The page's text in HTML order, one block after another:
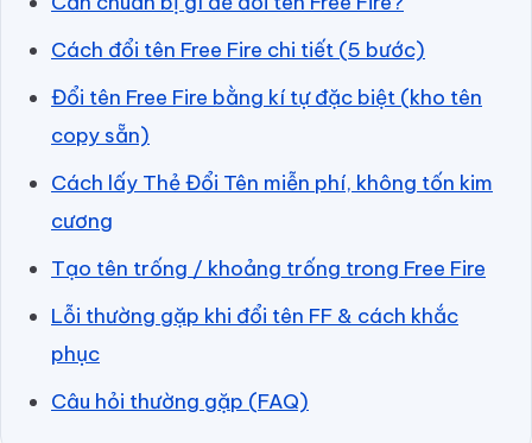
Cách đổi tên Free Fire chi tiết (5 bước)
Đổi tên Free Fire bằng kí tự đặc biệt (kho tên
copy sẵn)
Cách lấy Thẻ Đổi Tên miễn phí, không tốn kim
cương
Tạo tên trống / khoảng trống trong Free Fire
Lỗi thường gặp khi đổi tên FF & cách khắc
phục
Câu hỏi thường gặp (FAQ)